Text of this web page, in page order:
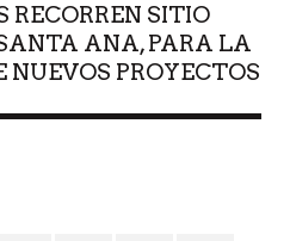
RECORREN SITIO
ANA, PARA LA
PROYECTOS